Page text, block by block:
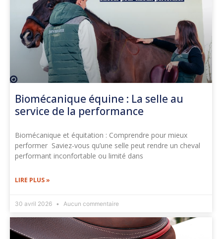
Biomécanique équine : La selle au
service de la performance
Biomécanique et équitation : Comprendre pour mieux
performer Saviez-vous qu’une selle peut rendre un cheval
performant inconfortable ou limité dans
LIRE PLUS »
30 avril 2026 Aucun commentaire